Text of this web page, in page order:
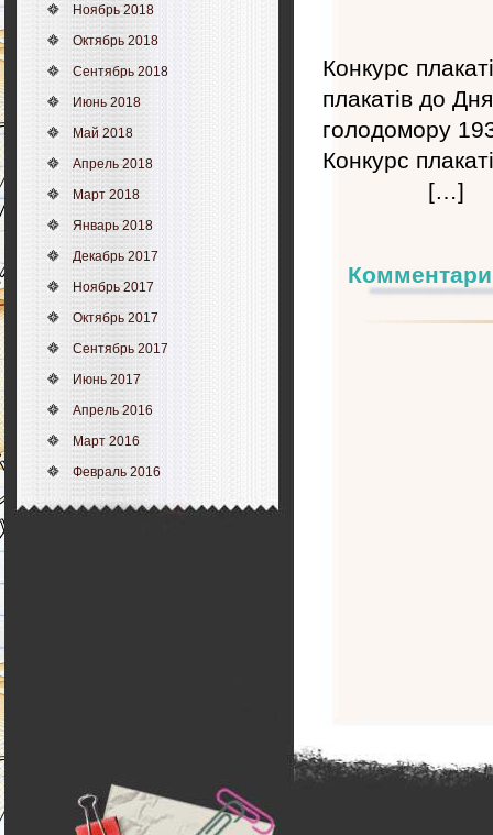
Ноябрь 2018
Октябрь 2018
Сентябрь 2018
Июнь 2018
Май 2018
Апрель 2018
Март 2018
Январь 2018
Декабрь 2017
Ноябрь 2017
Октябрь 2017
Сентябрь 2017
Июнь 2017
Апрель 2016
Март 2016
Февраль 2016
Конкурс
плакатів до
голодомору
Конкурс
[…]